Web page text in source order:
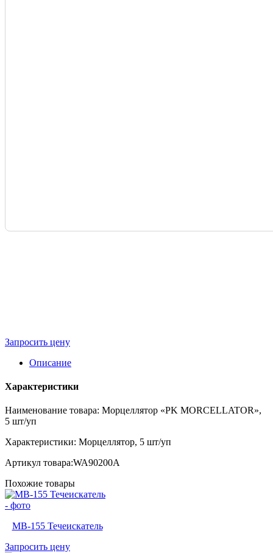
Запросить цену
Описание
Характеристики
Наименование товара: Морцеллятор «PK MORCELLATOR»,
5 шт/уп
Характеристики: Морцеллятор, 5 шт/уп
Артикул товара:WA90200A
Похожие товары
MB-155 Течеискатель
Запросить цену